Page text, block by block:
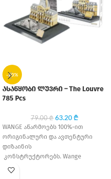
-20%
ასაწყობი ლუვრი – The Louvre
785 Pcs
79.00₾ 63.20₾
WANGE აწარმოებს 100%-ით
ორიგინალური და ავთენტური
დიზაინის
კონსტრუქტორებს. Wange
Education დაარსდა 1995 წელს,